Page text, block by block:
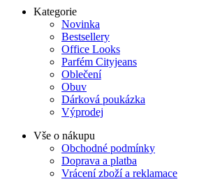
Kategorie
Novinka
Bestsellery
Office Looks
Parfém Cityjeans
Oblečení
Obuv
Dárková poukázka
Výprodej
Vše o nákupu
Obchodné podmínky
Doprava a platba
Vrácení zboží a reklamace